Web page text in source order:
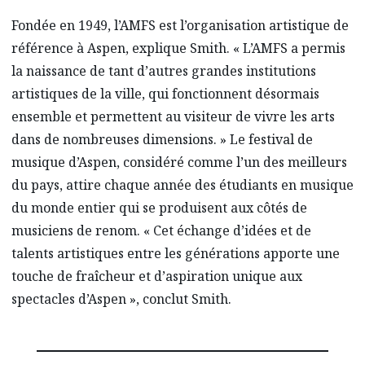
Fondée en 1949, l’AMFS est l’organisation artistique de
référence à Aspen, explique Smith. « L’AMFS a permis
la naissance de tant d’autres grandes institutions
artistiques de la ville, qui fonctionnent désormais
ensemble et permettent au visiteur de vivre les arts
dans de nombreuses dimensions. » Le festival de
musique d’Aspen, considéré comme l’un des meilleurs
du pays, attire chaque année des étudiants en musique
du monde entier qui se produisent aux côtés de
musiciens de renom. « Cet échange d’idées et de
talents artistiques entre les générations apporte une
touche de fraîcheur et d’aspiration unique aux
spectacles d’Aspen », conclut Smith.